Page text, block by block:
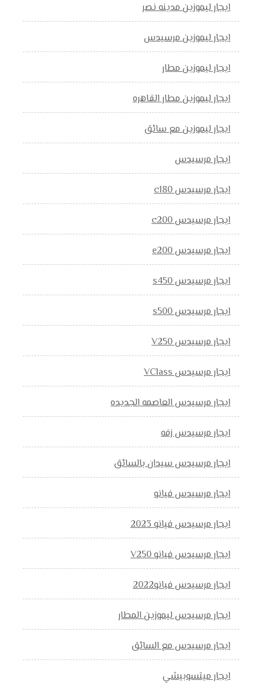
ايجار ليموزين مدينه نصر
ايجار ليموزين مرسيدس
ايجار ليموزين مطار
ايجار ليموزين مطار القاهره
ايجار ليموزين مع سائق
ايجار مرسيدس
ايجار مرسيدس c180
ايجار مرسيدس c200
ايجار مرسيدس e200
ايجار مرسيدس s450
ايجار مرسيدس s500
ايجار مرسيدس V250
ايجار مرسيدس VClass
ايجار مرسيدس العاصمه الجديده
ايجار مرسيدس زفه
ايجار مرسيدس سيدان بالسائق
ايجار مرسيدس فيانو
ايجار مرسيدس فيانو 2023
ايجار مرسيدس فيانو V250
ايجار مرسيدس فيانو2022
ايجار مرسيدس ليموزين المطار
ايجار مرسيدس مع السائق
ايجار ميتسوبيشي